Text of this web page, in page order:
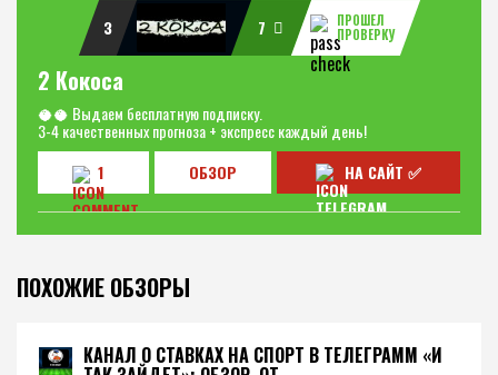
3 7
ПРОШЕЛ
ПРОВЕРКУ
2 Кокоса
🥥🥥 Выдаем бесплатную подписку.
3-4 качественных прогноза + экспресс каждый день!
1
ОБЗОР НА САЙТ ✅
ПОХОЖИЕ ОБЗОРЫ
КАНАЛ О СТАВКАХ НА СПОРТ В ТЕЛЕГРАММ «И